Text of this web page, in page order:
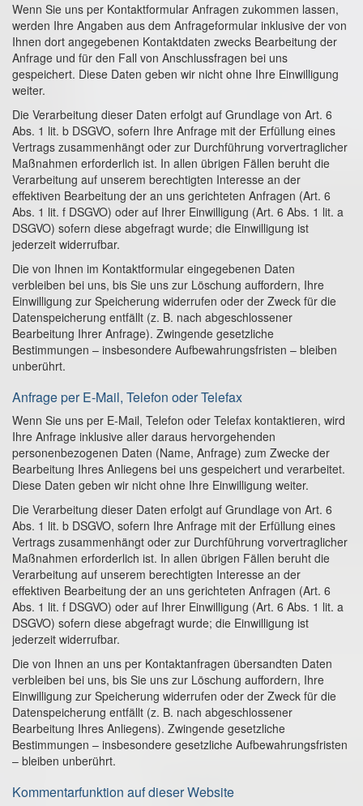
Wenn Sie uns per Kontaktformular Anfragen zukommen lassen,
werden Ihre Angaben aus dem Anfrageformular inklusive der von
Ihnen dort angegebenen Kontaktdaten zwecks Bearbeitung der
Anfrage und für den Fall von Anschlussfragen bei uns
gespeichert. Diese Daten geben wir nicht ohne Ihre Einwilligung
weiter.
Die Verarbeitung dieser Daten erfolgt auf Grundlage von Art. 6
Abs. 1 lit. b DSGVO, sofern Ihre Anfrage mit der Erfüllung eines
Vertrags zusammenhängt oder zur Durchführung vorvertraglicher
Maßnahmen erforderlich ist. In allen übrigen Fällen beruht die
Verarbeitung auf unserem berechtigten Interesse an der
effektiven Bearbeitung der an uns gerichteten Anfragen (Art. 6
Abs. 1 lit. f DSGVO) oder auf Ihrer Einwilligung (Art. 6 Abs. 1 lit. a
DSGVO) sofern diese abgefragt wurde; die Einwilligung ist
jederzeit widerrufbar.
Die von Ihnen im Kontaktformular eingegebenen Daten
verbleiben bei uns, bis Sie uns zur Löschung auffordern, Ihre
Einwilligung zur Speicherung widerrufen oder der Zweck für die
Datenspeicherung entfällt (z. B. nach abgeschlossener
Bearbeitung Ihrer Anfrage). Zwingende gesetzliche
Bestimmungen – insbesondere Aufbewahrungsfristen – bleiben
unberührt.
Anfrage per E-Mail, Telefon oder Telefax
Wenn Sie uns per E-Mail, Telefon oder Telefax kontaktieren, wird
Ihre Anfrage inklusive aller daraus hervorgehenden
personenbezogenen Daten (Name, Anfrage) zum Zwecke der
Bearbeitung Ihres Anliegens bei uns gespeichert und verarbeitet.
Diese Daten geben wir nicht ohne Ihre Einwilligung weiter.
Die Verarbeitung dieser Daten erfolgt auf Grundlage von Art. 6
Abs. 1 lit. b DSGVO, sofern Ihre Anfrage mit der Erfüllung eines
Vertrags zusammenhängt oder zur Durchführung vorvertraglicher
Maßnahmen erforderlich ist. In allen übrigen Fällen beruht die
Verarbeitung auf unserem berechtigten Interesse an der
effektiven Bearbeitung der an uns gerichteten Anfragen (Art. 6
Abs. 1 lit. f DSGVO) oder auf Ihrer Einwilligung (Art. 6 Abs. 1 lit. a
DSGVO) sofern diese abgefragt wurde; die Einwilligung ist
jederzeit widerrufbar.
Die von Ihnen an uns per Kontaktanfragen übersandten Daten
verbleiben bei uns, bis Sie uns zur Löschung auffordern, Ihre
Einwilligung zur Speicherung widerrufen oder der Zweck für die
Datenspeicherung entfällt (z. B. nach abgeschlossener
Bearbeitung Ihres Anliegens). Zwingende gesetzliche
Bestimmungen – insbesondere gesetzliche Aufbewahrungsfristen
– bleiben unberührt.
Kommentar­funktion auf dieser Website